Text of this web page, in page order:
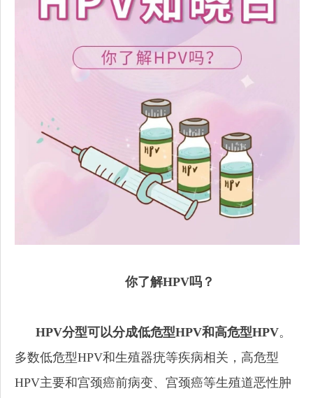
你了解HPV吗？
HPV分型可以分成低危型HPV和高危型HPV。
多数低危型HPV和生殖器疣等疾病相关，高危型
HPV主要和宫颈癌前病变、宫颈癌等生殖道恶性肿